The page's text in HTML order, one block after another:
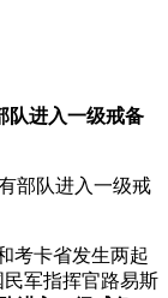
队进入一级戒备
考卡省发生两起
军指挥官路易斯